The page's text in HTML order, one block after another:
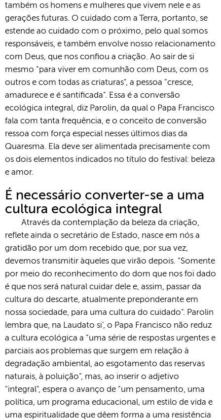
também os homens e mulheres que vivem nele e as
gerações futuras. O cuidado com a Terra, portanto, se
estende ao cuidado com o próximo, pelo qual somos
responsáveis, e também envolve nosso relacionamento
com Deus, que nos confiou a criação. Ao sair de si
mesmo "para viver em comunhão com Deus, com os
outros e com todas as criaturas", a pessoa "cresce,
amadurece e é santificada". Essa é a conversão
ecológica integral, diz Parolin, da qual o Papa Francisco
fala com tanta frequência, e o conceito de conversão
ressoa com força especial nesses últimos dias da
Quaresma. Ela deve ser alimentada precisamente com
os dois elementos indicados no título do festival: beleza
e amor.
É necessário converter-se a uma
cultura ecológica integral
Através da contemplação da beleza da criação,
reflete ainda o secretário de Estado, nasce em nós a
gratidão por um dom recebido que, por sua vez,
devemos transmitir àqueles que virão depois. "Somente
por meio do reconhecimento do dom que nos foi dado
é que nos será natural cuidar dele e, assim, passar da
cultura do descarte, atualmente preponderante em
nossa sociedade, para uma cultura do cuidado". Parolin
lembra que, na Laudato si', o Papa Francisco não reduz
a cultura ecológica a "uma série de respostas urgentes e
parciais aos problemas que surgem em relação à
degradação ambiental, ao esgotamento das reservas
naturais, à poluição", mas, ao inserir o adjetivo
"integral", espera o avanço de "um pensamento, uma
política, um programa educacional, um estilo de vida e
uma espiritualidade que dêem forma a uma resistência